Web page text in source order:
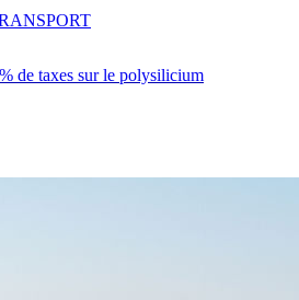
de taxes sur le polysilicium